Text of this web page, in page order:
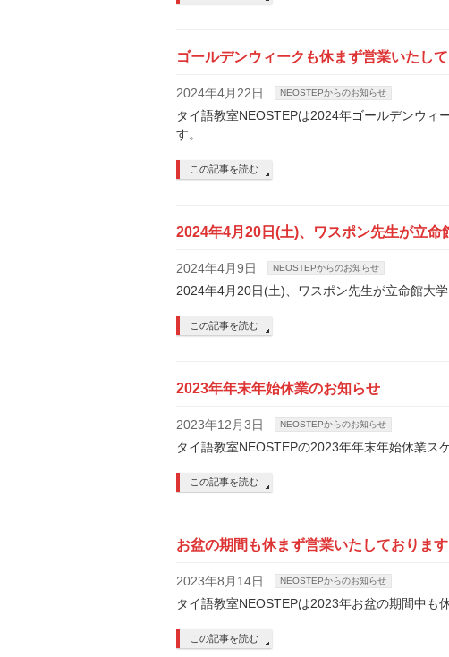
ゴールデンウィークも休まず営業いたし
2024年4月22日 NEOSTEPからのお知らせ
タイ語教室NEOSTEPは2024年ゴールデンウィ
す。
この記事を読む
2024年4月20日(土)、ワスポン先生が立命
2024年4月9日 NEOSTEPからのお知らせ
2024年4月20日(土)、ワスポン先生が立命館大
この記事を読む
2023年年末年始休業のお知らせ
2023年12月3日 NEOSTEPからのお知らせ
タイ語教室NEOSTEPの2023年年末年始休業ス
この記事を読む
お盆の期間も休まず営業いたしております
2023年8月14日 NEOSTEPからのお知らせ
タイ語教室NEOSTEPは2023年お盆の期間中も
この記事を読む